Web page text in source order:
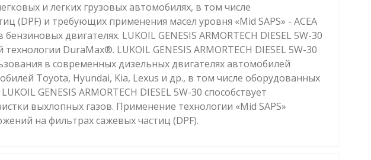
и легких грузовых автомобилях, в том числе
(DPF) и требующих применения масел уровня «Mid SAPS» - ACEA
двигателях. LUKOIL GENESIS ARMORTECH DIESEL 5W-30
DuraMax®. LUKOIL GENESIS ARMORTECH DIESEL 5W-30
в современных дизельных двигателях автомобилей
Toyota, Hyundai, Kia, Lexus и др., в том числе оборудованных
GENESIS ARMORTECH DIESEL 5W-30 способствует
выхлопных газов. Применение технологии «Mid SAPS»
на фильтрах сажевых частиц (DPF).